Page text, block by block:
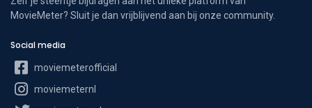
MovieMeter? Sluit je dan vrijblijvend aan bij onze community.
Social media
moviemeterofficial
moviemeternl